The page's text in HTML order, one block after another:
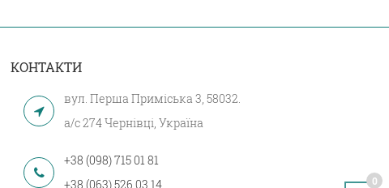
0
КОНТАКТИ
вул. Перша Приміська 3, 58032.
а/с 274 Чернівці, Україна
+38 (098) 715 01 81
+38 (063) 526 03 14